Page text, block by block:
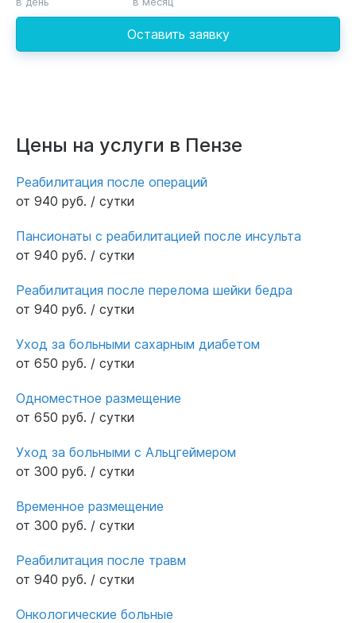
Оставить заявку
Цены на услуги в Пензе
Реабилитация после операций
от 940 руб. / сутки
Пансионаты с реабилитацией после инсульта
от 940 руб. / сутки
Реабилитация после перелома шейки бедра
от 940 руб. / сутки
Уход за больными сахарным диабетом
от 650 руб. / сутки
Одноместное размещение
от 650 руб. / сутки
Уход за больными с Альцгеймером
от 300 руб. / сутки
Временное размещение
от 300 руб. / сутки
Реабилитация после травм
от 940 руб. / сутки
Онкологические больные